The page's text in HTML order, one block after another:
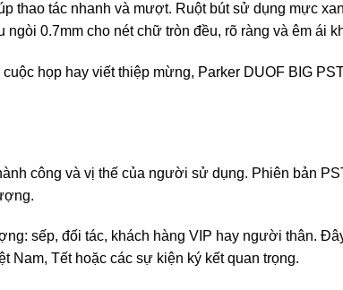
thao tác nhanh và mượt. Ruột bút sử dụng mực
0.7mm cho nét chữ tròn đều, rõ ràng và êm ái
họp hay viết thiệp mừng, Parker DUOF BIG
công và vị thế của người sử dụng. Phiên bản
sếp, đối tác, khách hàng VIP hay người thân.
Nam, Tết hoặc các sự kiện ký kết quan trọng.